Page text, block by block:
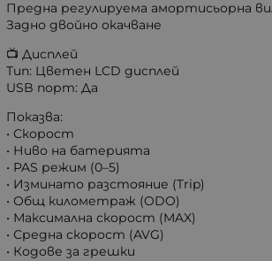
Предна регулируема амортисьорна
Задно двойно окачване
📺 Дисплей
Тип: Цветен LCD дисплей
USB порт: Да
Показва:
• Скорост
• Ниво на батерията
• PAS режим (0–5)
• Изминато разстояние (Trip)
• Общ километраж (ODO)
• Максимална скорост (MAX)
• Средна скорост (AVG)
• Кодове за грешки